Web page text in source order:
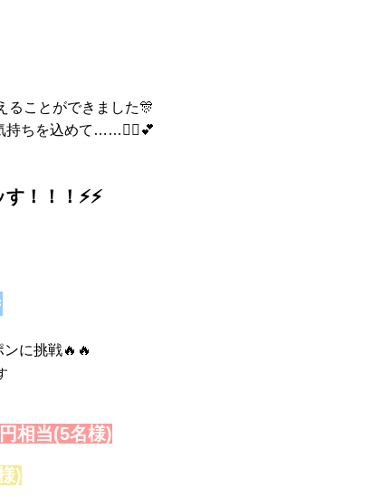
ることができました🎊
持ちを込めて……🙇‍♀️💕
す ！！！⚡⚡
に挑戦🔥🔥
相当(5名様)
)